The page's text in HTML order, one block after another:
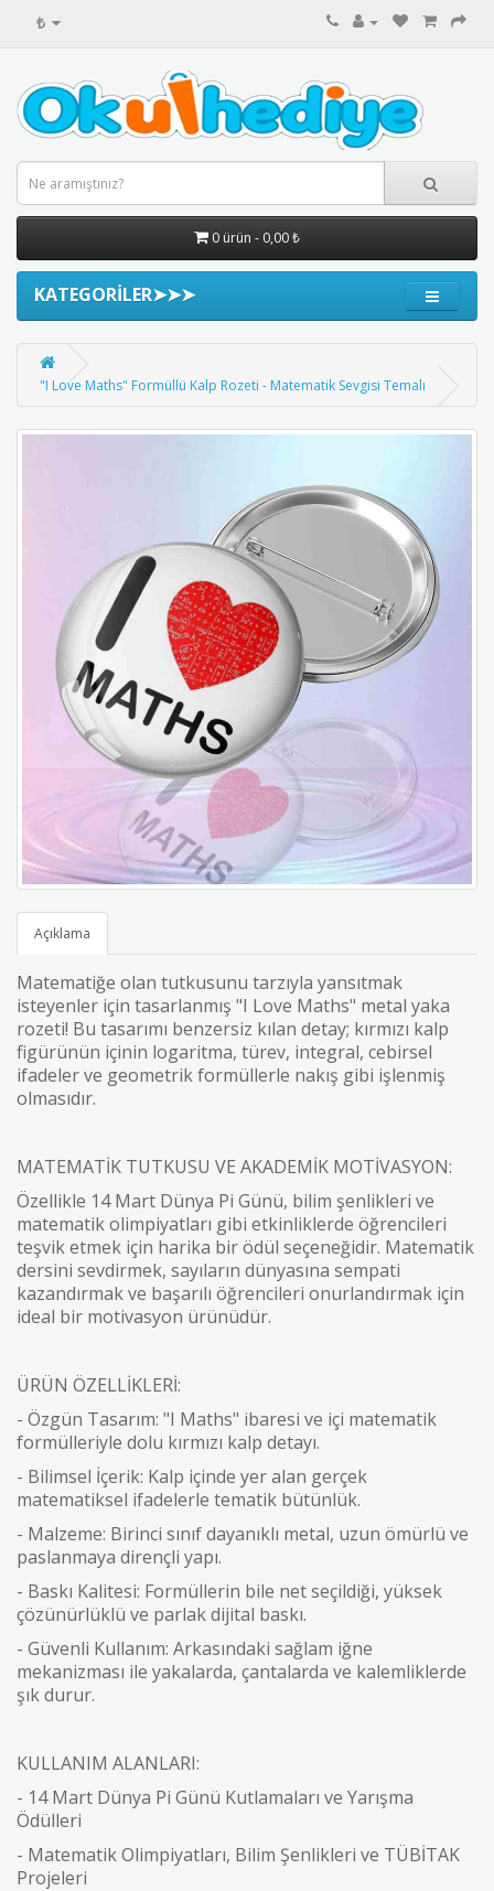
₺
0 ürün - 0,00 ₺
KATEGORİLER➤➤➤
"I Love Maths" Formüllü Kalp Rozeti - Matematik Sevgisi Temalı
Açıklama
Matematiğe olan tutkusunu tarzıyla yansıtmak
isteyenler için tasarlanmış "I Love Maths" metal yaka
rozeti! Bu tasarımı benzersiz kılan detay; kırmızı kalp
figürünün içinin logaritma, türev, integral, cebirsel
ifadeler ve geometrik formüllerle nakış gibi işlenmiş
olmasıdır.
MATEMATİK TUTKUSU VE AKADEMİK MOTİVASYON:
Özellikle 14 Mart Dünya Pi Günü, bilim şenlikleri ve
matematik olimpiyatları gibi etkinliklerde öğrencileri
teşvik etmek için harika bir ödül seçeneğidir. Matematik
dersini sevdirmek, sayıların dünyasına sempati
kazandırmak ve başarılı öğrencileri onurlandırmak için
ideal bir motivasyon ürünüdür.
ÜRÜN ÖZELLİKLERİ:
- Özgün Tasarım: "I Maths" ibaresi ve içi matematik
formülleriyle dolu kırmızı kalp detayı.
- Bilimsel İçerik: Kalp içinde yer alan gerçek
matematiksel ifadelerle tematik bütünlük.
- Malzeme: Birinci sınıf dayanıklı metal, uzun ömürlü ve
paslanmaya dirençli yapı.
- Baskı Kalitesi: Formüllerin bile net seçildiği, yüksek
çözünürlüklü ve parlak dijital baskı.
- Güvenli Kullanım: Arkasındaki sağlam iğne
mekanizması ile yakalarda, çantalarda ve kalemliklerde
şık durur.
KULLANIM ALANLARI:
- 14 Mart Dünya Pi Günü Kutlamaları ve Yarışma
Ödülleri
- Matematik Olimpiyatları, Bilim Şenlikleri ve TÜBİTAK
Projeleri